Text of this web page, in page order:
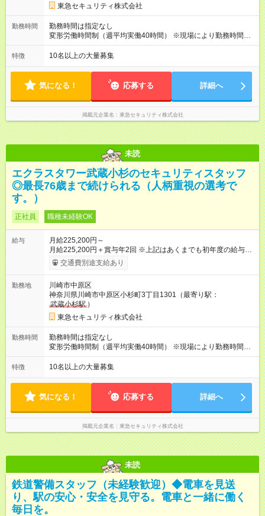
す。東急セキュリティ株式会社
勤務時間
勤務時間は指定なし
変形労働時間制（週平均実働40時間） ※現場により勤務時間帯
は異なる ＜勤務例＞ 宿泊勤務／8:00～翌朝8:00（※仮眠休憩あ
り） ★基本はこの24時間勤務。 夜勤勤務／22:00～翌朝8:00 な
特徴 10名以上の大量募集
気になる！ 応募する 詳細へ
掲載元企業名 東急セキュリティ株式会社
未読
エクラスタワー武蔵小杉のセキュリティスタッフ
◎最長76歳まで続けられる（人柄重視の選考で
す。）
正社員 職種未経験OK
給与
月給225,200円～
月給225,200円＋賞与年2回 ※上記はあくまでも初年度の給与で
す。 ※各種手当、実務時間に応じた金額を基本給に加えてお支
払い致します。 ※5月～給与UP！5年連続昇給中です！ ＜モデ
合） ※勤務シフトは物件によって異なります。 ※基本給、宿泊
手当、時間外手当、深夜手当など含む 【試用期間】試用期間あ
り 試用期間の長さ：3ヶ月 雇用形態、給与は本採用時と同じで
す。
交通費別途支給あり
勤務地
川崎市中原区
神奈川県川崎市中原区小杉町3丁目1301（最寄り駅：
武蔵小杉駅 ）
東急セキュリティ株式会社
勤務時間
勤務時間は指定なし
変形労働時間制（週平均実働40時間） ※現場により勤務時間帯
は異なる ＜勤務例＞ 宿泊勤務／8:00～翌朝8:00（※仮眠休憩あ
り） ★基本はこの24時間勤務。 夜勤勤務／22:00～翌朝8:00 な
特徴 10名以上の大量募集
気になる！ 応募する 詳細へ
掲載元企業名 東急セキュリティ株式会社
未読
鉄道警備スタッフ（未経験歓迎）◆電車を見送
り、駅の安心・安全を見守る。電車と一緒に働く
毎日を。